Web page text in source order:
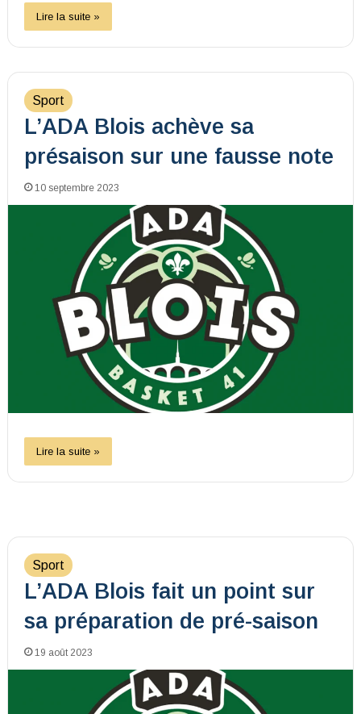
Lire la suite »
Sport
L’ADA Blois achève sa
présaison sur une fausse note
10 septembre 2023
Lire la suite »
Sport
L’ADA Blois fait un point sur
sa préparation de pré-saison
19 août 2023